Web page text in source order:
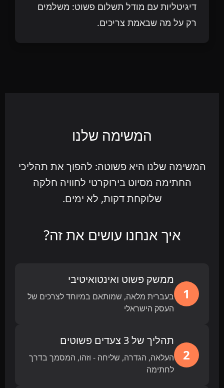
דיגיטליות עם מודל תשלום פשוט: משלמים
רק על מה שבאמת צריכים.
המשימה שלנו
המשימה שלנו היא פשוטה: להפוך את תהליכי
החתימה מסיוט בירוקרטי לחוויה חלקה
שלוקחת דקות, לא ימים.
איך אנחנו עושים את זה?
1
ממשק פשוט ואינטואיטיבי
בעברית מלאה, שמותאם במיוחד לצרכים של
העסק הישראלי
2
תהליך של 3 צעדים פשוטים
העלאה, הגדרה, שליחה - וזהו, המסמך בדרך
לחתימה